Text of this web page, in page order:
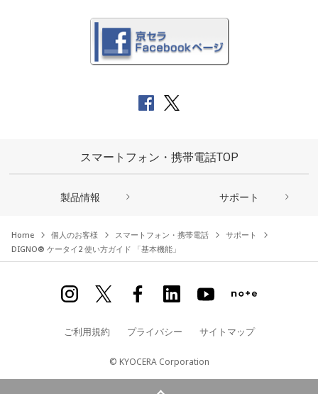
スマートフォン・携帯電話TOP
製品情報 サポート
Home 個人のお客様 スマートフォン・携帯電話
サポート
DIGNO® ケータイ2 使い方ガイド 「基本機能」
ご利用規約 プライバシー サイトマップ
© KYOCERA Corporation